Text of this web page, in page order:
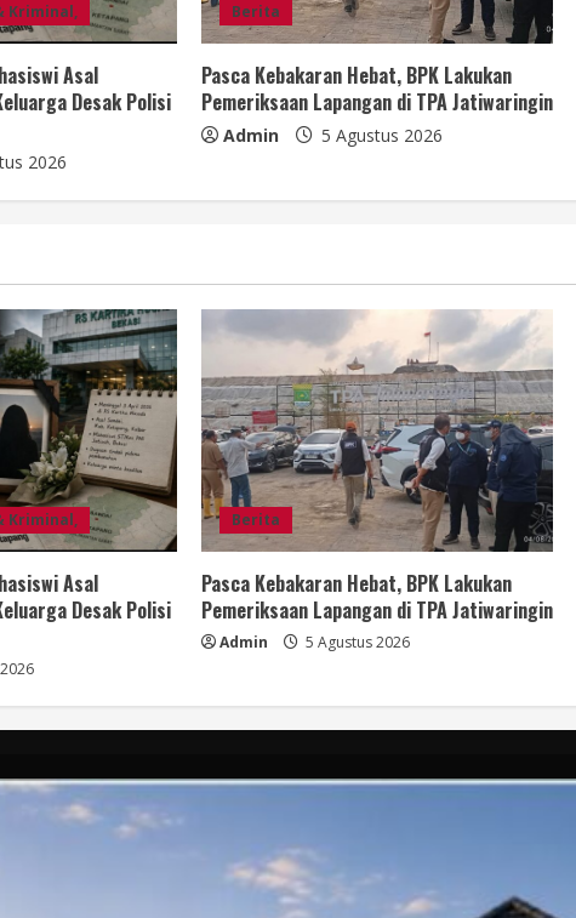
Kriminal,
Asal
Desak Polisi
2026
Berita
Pasca Kebakaran Hebat, BPK Lakukan
Pemeriksaan Lapangan di TPA Jatiwaringin
Admin 5 Agustus 2026
Kriminal,
Asal
Desak Polisi
Berita
Pasca Kebakaran Hebat, BPK Lakukan
Pemeriksaan Lapangan di TPA Jatiwaringin
Admin 5 Agustus 2026